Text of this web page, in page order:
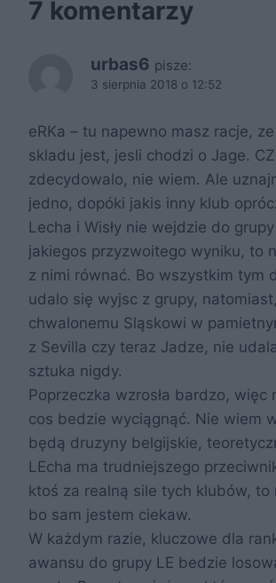
7 komentarzy
urbas6 pisze:
3 sierpnia 2018 o 12:52
eRKa – tu napewno masz racje,
skladu jest, jesli chodzi o Jage.
zdecydowalo, nie wiem. Ale
jedno, dopóki jakis inny klub
Lecha i Wisły nie wejdzie do
jakiegos przyzwoitego wyniku, to
z nimi równać. Bo wszystkim tym
udalo się wyjsc z grupy, natomiast,
chwalonemu Sląskowi w
z Sevilla czy teraz Jadze, nie
sztuka nigdy.
Poprzeczka wzrosła bardzo, więc
cos bedzie wyciągnąć. Nie wiem
będą druzyny belgijskie,
LEcha ma trudniejszego
ktoś za realną sile tych klubów, to
bo sam jestem ciekaw.
W każdym razie, kluczowe dla
awansu do grupy LE bedzie